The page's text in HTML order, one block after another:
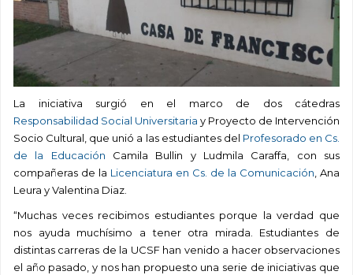
La iniciativa surgió en el marco de dos cátedras
Responsabilidad Social Universitaria y Proyecto de Intervención
Socio Cultural, que unió a las estudiantes del Profesorado en Cs.
de la Educación Camila Bullin y Ludmila Caraffa, con sus
compañeras de la Licenciatura en Cs. de la Comunicación, Ana
Leura y Valentina Diaz.
“Muchas veces recibimos estudiantes porque la verdad que
nos ayuda muchísimo a tener otra mirada. Estudiantes de
distintas carreras de la UCSF han venido a hacer observaciones
el año pasado, y nos han propuesto una serie de iniciativas que